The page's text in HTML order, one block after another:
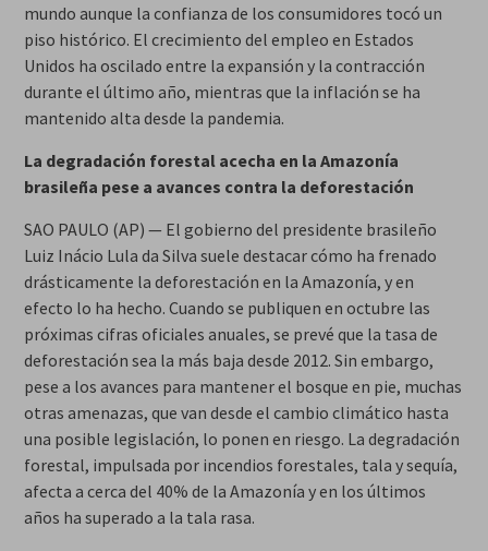
mundo aunque la confianza de los consumidores tocó un
piso histórico. El crecimiento del empleo en Estados
Unidos ha oscilado entre la expansión y la contracción
durante el último año, mientras que la inflación se ha
mantenido alta desde la pandemia.
La degradación forestal acecha en la Amazonía
brasileña pese a avances contra la deforestación
SAO PAULO (AP) — El gobierno del presidente brasileño
Luiz Inácio Lula da Silva suele destacar cómo ha frenado
drásticamente la deforestación en la Amazonía, y en
efecto lo ha hecho. Cuando se publiquen en octubre las
próximas cifras oficiales anuales, se prevé que la tasa de
deforestación sea la más baja desde 2012. Sin embargo,
pese a los avances para mantener el bosque en pie, muchas
otras amenazas, que van desde el cambio climático hasta
una posible legislación, lo ponen en riesgo. La degradación
forestal, impulsada por incendios forestales, tala y sequía,
afecta a cerca del 40% de la Amazonía y en los últimos
años ha superado a la tala rasa.